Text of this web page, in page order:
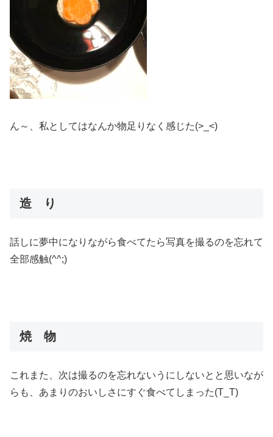
ん～、私としてはなんか物足りなく感じた(>_<)
造 り
話しに夢中になりながら食べてたら写真を撮るのを忘れて
全部感触(^^;)
焼 物
これまた、次は撮るのを忘れないうにしないとと思いなが
らも、あまりのおいしさにすぐ食べてしまった(T_T)